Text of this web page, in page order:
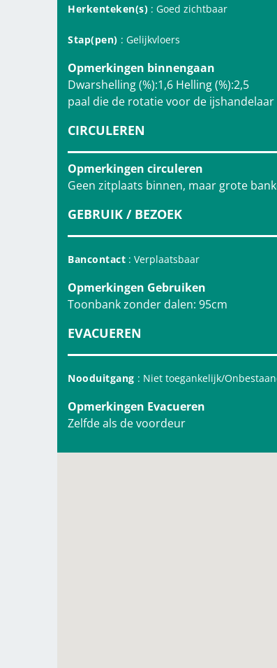
Herkenteken(s) : Goed zichtbaar
Stap(pen) : Gelijkvloers
Opmerkingen binnengaan
Dwarshelling (%):1,6 Helling (%):2,5
paal die de rotatie voor de
CIRCULEREN
Opmerkingen circuleren
Geen zitplaats binnen, maar grote
GEBRUIK / BEZOEK
Bancontact : Verplaatsbaar
Opmerkingen Gebruiken
Toonbank zonder dalen: 95cm
EVACUEREN
Nooduitgang : Niet toegankelijk/
Opmerkingen Evacueren
Zelfde als de voordeur